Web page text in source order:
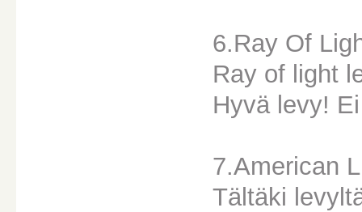
6.Ray Of
Ray of light
Hyvä levy!
7.American
Tältäki